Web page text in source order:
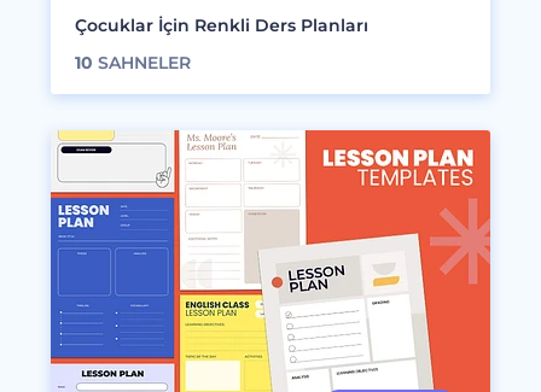
Çocuklar İçin Renkli Ders Planları
10 SAHNELER